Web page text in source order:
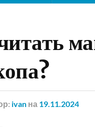
ivan на 19.11.2024